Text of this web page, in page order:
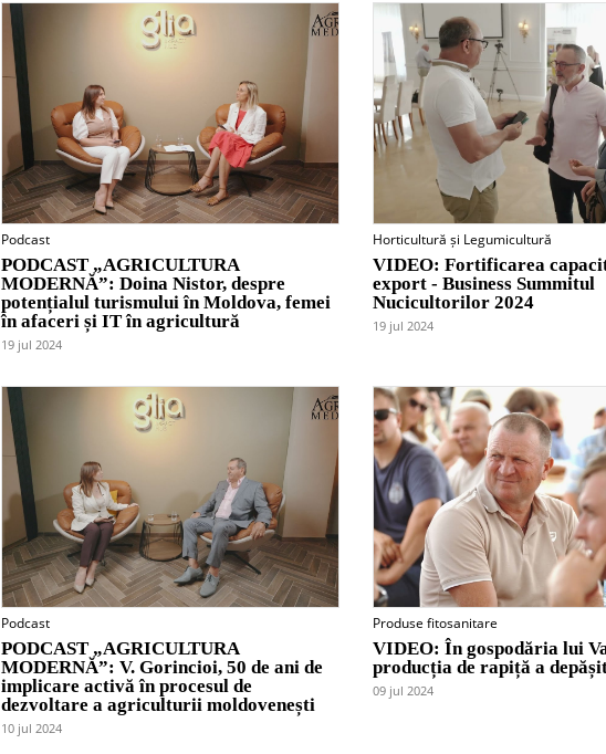
Podcast
PODCAST „AGRICULTURA
MODERNĂ”: Doina Nistor, despre
potențialul turismului în Moldova, femei
în afaceri și IT în agricultură
19 jul 2024
Horticultură și Legumicultură
VIDEO: Fortificarea
export - Business Summitul
Nucicultorilor 2024
19 jul 2024
Podcast
PODCAST „AGRICULTURA
MODERNĂ”: V. Gorincioi, 50 de ani de
implicare activă în procesul de
dezvoltare a agriculturii moldovenești
10 jul 2024
Produse fitosanitare
VIDEO: În gospodăria lui
producția de rapiță a
09 jul 2024